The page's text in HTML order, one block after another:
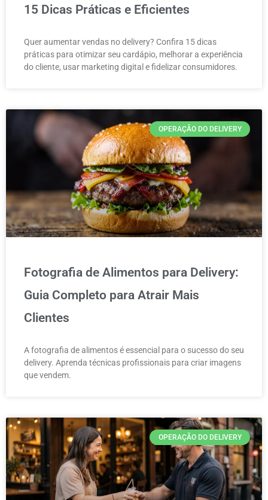
15 Dicas Práticas e Eficientes
Quer aumentar vendas no delivery? Confira 15 dicas
práticas para otimizar seu cardápio, melhorar a experiência
do cliente, usar marketing digital e fidelizar consumidores.
OPERAÇÃO DO DELIVERY
Fotografia de Alimentos para Delivery:
Guia Completo para Atrair Mais
Clientes
A fotografia de alimentos é essencial para o sucesso do seu
delivery. Aprenda técnicas profissionais para criar imagens
que vendem.
OPERAÇÃO DO DELIVERY